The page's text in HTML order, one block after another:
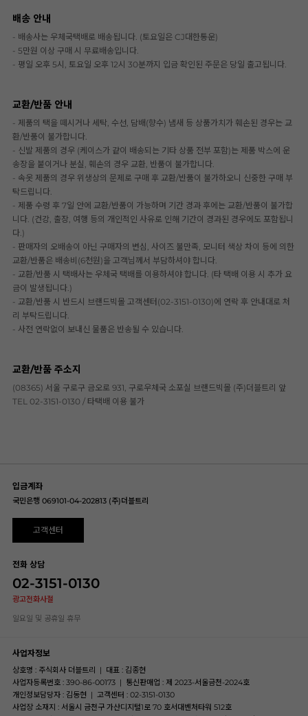
배송 안내
- 배송사는 우체국택배로 배송됩니다. (토요일은 CJ대한통운)
- 5만원 이상 구매 시 무료배송입니다.
- 평일 오후 5시, 토요일 오후 12시 30분까지 입금 확인된 주문은 당일 출고됩니다.
교환/반품 안내
- 제품의 택을 떼시거나 세탁, 수선, 담배(향수) 냄새 등 상품가치가 훼손된 경우는 교
환/반품이 불가합니다.
- 신발 제품의 경우 (케이스가 같이 배송되는 기타 상품 전부 포함)는 제품 박스에 운
송장을 붙이거나 분실, 훼손의 경우 교환, 반품이 불가합니다.
- 속옷 제품의 경우 위생상의 문제로 구매 후 교환/반품이 불가하오니 신중한 구매 부
탁드립니다.
- 제품 수령 후 7일 안에 교환/반품이 가능하며 기간 경과 후에는 교환/반품이 불가합
니다. (건강, 출장, 여행 등의 개인적인 사유로 인해 기간이 경과된 경우에도 포함됩니
다.)
- 판매자의 오배송이 아닌 구매자의 변심, 사이즈 불만족, 모니터 색상 차이 등에 의한
교환/반품은 배송비(6천원)을 고객님께서 부담하셔야 합니다.
- 교환/반품 시 택배사는 우체국 택배를 이용하셔야 합니다. (타 택배 이용 시 추가 요
금이 발생됩니다.)
- 교환/반품 시 반드시 브랜드빅몰 고객센터(02-3151-0130)에 연락 후 안내대로 처
리 부탁드립니다.
- 사전 연락없이 보내신 물품은 반송될 수 있습니다.
교환/반품 주소지
(08365) 서울 구로구 금오로 931, 구로우체국 소포실 브랜드빅몰 (주)더블트리 앞
TEL 02-3151-0130 / 타택배 이용 불가
입금계좌
국민은행 069101-04-202813 (주)더블트리
고객센터
전화 상담
02-3151-0130
광고전화사절
일요일 및 공휴일 휴무
사업자정보
상호명 : 주식회사 더블트리 | 대표 : 김종현
사업자등록번호 : 390-86-00173 | 통신판매업 : 제 2023-서울금천-2024호
개인정보담당자 : 김동현 | 고객센터 : 02-3151-0130
사업장 소재지 : 서울시 금천구 가산디지털1로 70 호서대벤처타워 512호